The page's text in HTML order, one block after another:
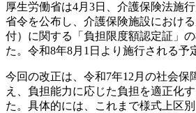
厚生労働省は4月3日、介護保険法施
省令を公布し、介護保険施設におけ
付）に関する「負担限度額認定証」
た。令和8年8月1日より施行される予
今回の改正は、令和7年12月の社会保
え、負担能力に応じた負担を適正化
た。具体的には、これまで様式上区